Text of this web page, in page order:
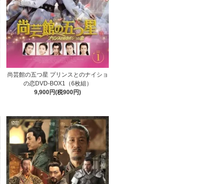
尚芸館の五つ星 プリンスとのナイショ
の恋DVD-BOX1（6枚組）
9,900円(税900円)